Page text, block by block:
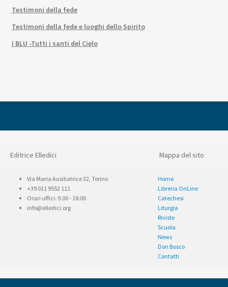
Testimoni della fede
Testimoni della fede e luoghi dello Spirito
I BLU -Tutti i santi del Cielo
Editrice Elledici Mappa del sito
Via Maria Ausiliatrice 32, Torino
+39 011 9552 111
Orari uffici: 9.00 - 18:00
info@elledici.org
Home
Libreria OnLine
Catechesi
Liturgia
Riviste
Scuola
News
Don Bosco
Contatti